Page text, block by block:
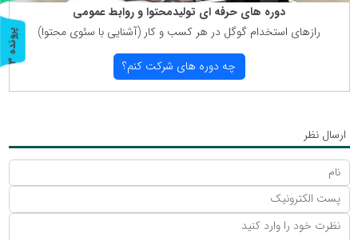
دوره های حرفه ای تولیدمحتوا و روابط عمومی
رازهای استخدام گوگل در هر كسب و كار (آشنایی با سئوی محتوا)
چه دوره های شركت كنم؟
ارسال نظر
پ
ر
و
ن
د
ه
3